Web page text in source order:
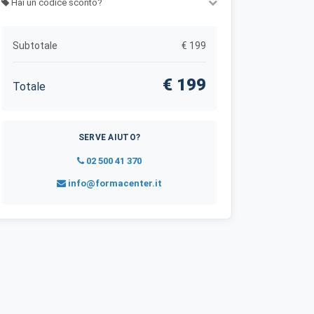
Hai un codice sconto?
Subtotale € 199
Totale € 199
SERVE AIUTO?
02 500 41 370
info@formacenter.it